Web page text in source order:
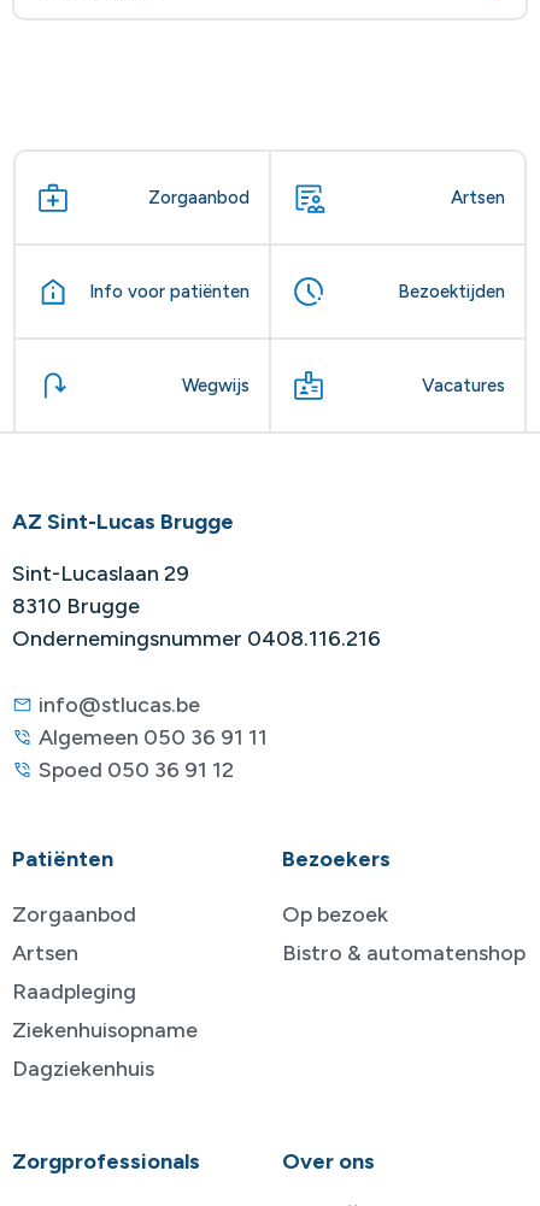
Zorgaanbod Artsen
Info voor patiënten Bezoektijden
Wegwijs Vacatures
AZ Sint-Lucas Brugge
Sint-Lucaslaan 29
8310 Brugge
Ondernemingsnummer 0408.116.216
info@stlucas.be
Algemeen 050 36 91 11
Spoed 050 36 91 12
Patiënten
Zorgaanbod
Artsen
Raadpleging
Ziekenhuisopname
Dagziekenhuis
Bezoekers
Op bezoek
Bistro & automatenshop
Zorgprofessionals
Over ons